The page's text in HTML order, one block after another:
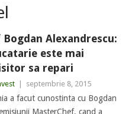
Bogdan Alexandrescu:
este mai
sa repari
septembrie 8, 2015
a facut cunostinta cu Bogdan
MasterChef, cand a